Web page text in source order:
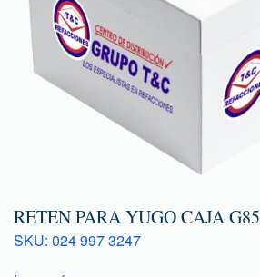
RETEN PARA YUGO CAJA G85
SKU: 024 997 3247